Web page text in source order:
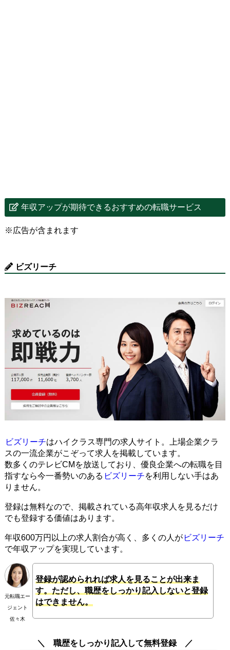
年収アップが期待できるおすすめの転職サービス
※広告が含まれます
ビズリーチ
ビズリーチはハイクラス専門の求人サイト。上場企業クラ
スの一流企業がこぞって求人を掲載しています。
数多くのテレビCMを放送しており、優良企業への転職を目
指すなら今一番勢いのある ビズリーチを利用しない手はあ
りません。
登録は無料なので、掲載されている高年収求人を見るだけ
でも登録する価値はあります。
年収600万円以上の求人割合が高く、多くの人が ビズリーチ
で年収アップを実現しています。
元転職エー
ジェント
佐々木
登録が認められれば求人を見ることが出来ま
す。ただし、職歴をしっかり記入しないと登録
はできません。
職歴をしっかり記入して無料登録